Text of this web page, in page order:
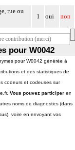
rue ou
1 oui non
pour W0042
pour W0042 générée à
et des statistiques de
codeurs et codeuses sur
Vous pouvez participer en
noms de diagnostics (dans
voire en envoyant vos